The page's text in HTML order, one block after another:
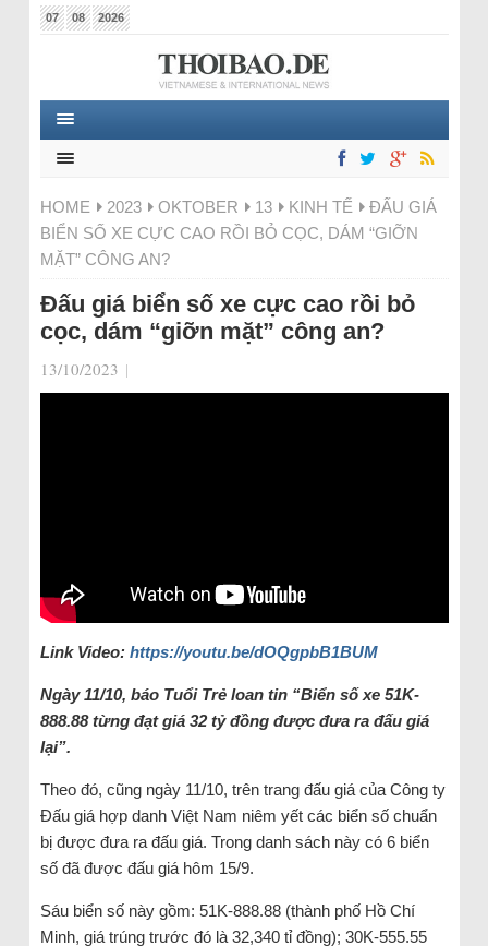
07 08 2026
HOME 2023 OKTOBER 13 KINH TẾ
ĐẤU GIÁ
BIỂN SỐ XE CỰC CAO RỒI BỎ CỌC, DÁM “GIỠN
MẶT” CÔNG AN?
Đấu giá biển số xe cực cao rồi bỏ
cọc, dám “giỡn mặt” công an?
13/10/2023 |
Link Video: https://youtu.be/dOQgpbB1BUM
Ngày 11/10, báo Tuổi Trẻ loan tin “Biển số xe 51K-
888.88 từng đạt giá 32 tỷ đồng được đưa ra đấu giá
lại”.
Theo đó, cũng ngày 11/10, trên trang đấu giá của Công ty
Đấu giá hợp danh Việt Nam niêm yết các biển số chuẩn
bị được đưa ra đấu giá. Trong danh sách này có 6 biển
số đã được đấu giá hôm 15/9.
Sáu biển số này gồm: 51K-888.88 (thành phố Hồ Chí
Minh, giá trúng trước đó là 32,340 tỉ đồng); 30K-555.55